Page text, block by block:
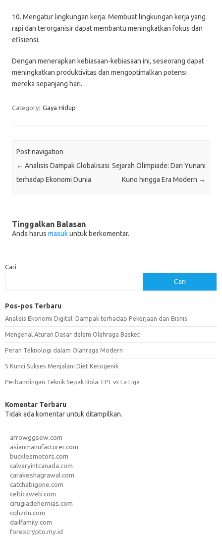
10. Mengatur lingkungan kerja: Membuat lingkungan kerja yang
rapi dan terorganisir dapat membantu meningkatkan fokus dan
efisiensi.
Dengan menerapkan kebiasaan-kebiasaan ini, seseorang dapat
meningkatkan produktivitas dan mengoptimalkan potensi
mereka sepanjang hari.
Category: Gaya Hidup
Post navigation
← Analisis Dampak Globalisasi
terhadap Ekonomi Dunia
Sejarah Olimpiade: Dari Yunani
Kuno hingga Era Modern →
Tinggalkan Balasan
Anda harus masukuntuk berkomentar.
Cari
Cari
Pos-pos Terbaru
Analisis Ekonomi Digital: Dampak terhadap Pekerjaan dan Bisnis
Mengenal Aturan Dasar dalam Olahraga Basket
Peran Teknologi dalam Olahraga Modern
5 Kunci Sukses Menjalani Diet Ketogenik
Perbandingan Teknik Sepak Bola: EPL vs La Liga
Komentar Terbaru
Tidak ada komentar untuk ditampilkan.
arrowggsew.com
asianmanufacturer.com
bucklesmotors.com
calvaryintcanada.com
carakeshagrawal.com
catchabigone.com
celticaweb.com
cirugiadehernias.com
cqhzdn.com
dailfamily.com
forexcrypto.my.id